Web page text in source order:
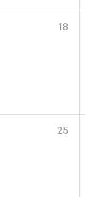
18
25